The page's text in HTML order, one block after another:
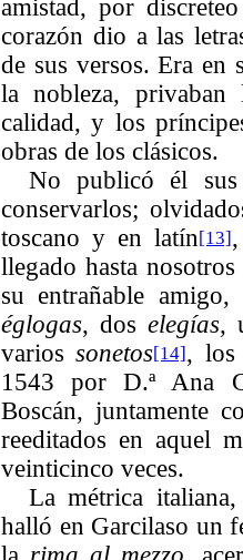
amistad, por
corazón dio a las
de sus versos. Era en
la nobleza, privaban
calidad, y los
obras de los clásicos.
No publicó él
conservarlos;
toscano y en latín[13]
llegado hasta
su entrañable
églogas, dos elegías,
variossonetos[14], los
1543 por D.ª Ana
Boscán, juntamente
reeditados en aquel
veinticinco veces.
La métrica
halló en Garcilaso un